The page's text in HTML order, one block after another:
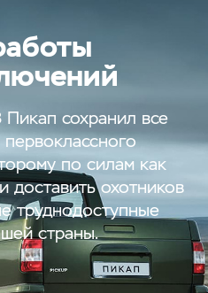
сохранил все
по силам как
доставить охотников
труднодоступные
страны.